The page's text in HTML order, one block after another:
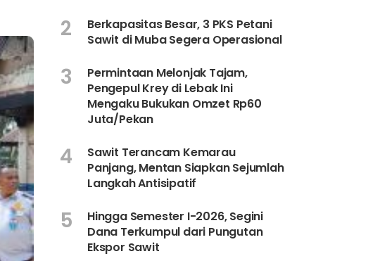
2
Berkapasitas Besar, 3 PKS Petani
Sawit di Muba Segera Operasional
3
Permintaan Melonjak Tajam,
Pengepul Krey di Lebak Ini
Mengaku Bukukan Omzet Rp60
Juta/Pekan
4
Sawit Terancam Kemarau
Panjang, Mentan Siapkan Sejumlah
Langkah Antisipatif
5
Hingga Semester I-2026, Segini
Dana Terkumpul dari Pungutan
Ekspor Sawit